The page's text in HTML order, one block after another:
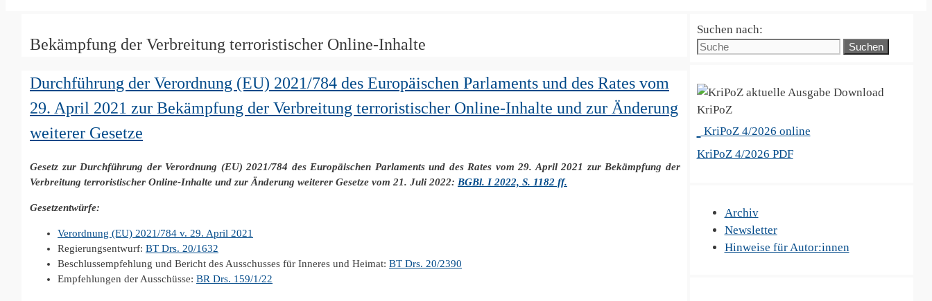
Bekämpfung der Verbreitung terroristischer Online-Inhalte
Durchführung der Verordnung (EU) 2021/784 des Europäischen Parlaments und des Rates vom
29. April 2021 zur Bekämpfung der Verbreitung terroristischer Online-Inhalte und zur Änderung
weiterer Gesetze
Gesetz zur Durchführung der Verordnung (EU) 2021/784 des Europäischen Parlaments und des Rates vom 29. April 2021 zur Bekämpfung der
Verbreitung terroristischer Online-Inhalte und zur Änderung weiterer Gesetze vom 21. Juli 2022: BGBl. I 2022, S. 1182 ff.
Gesetzentwürfe:
Verordnung (EU) 2021/784 v. 29. April 2021
Regierungsentwurf: BT Drs. 20/1632
Beschlussempfehlung und Bericht des Ausschusses für Inneres und Heimat: BT Drs. 20/2390
Empfehlungen der Ausschüsse: BR Drs. 159/1/22
Suchen nach:
KriPoZ
KriPoZ 4/2026 online
KriPoZ 4/2026 PDF
Archiv
Newsletter
Hinweise für Autor:innen